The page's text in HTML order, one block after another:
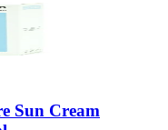
Sun Cream